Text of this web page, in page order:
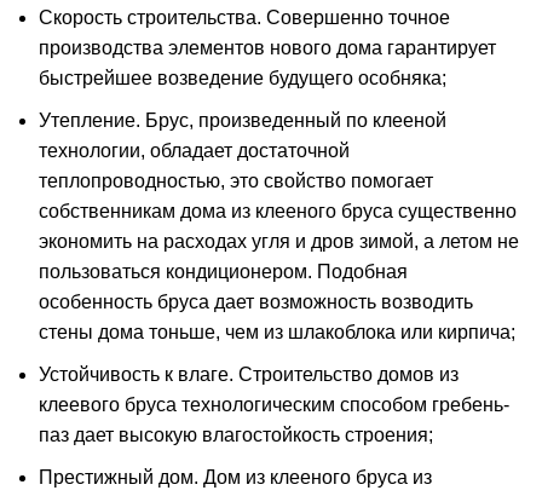
Скорость строительства. Совершенно точное
производства элементов нового дома гарантирует
быстрейшее возведение будущего особняка;
Утепление. Брус, произведенный по клееной
технологии, обладает достаточной
теплопроводностью, это свойство помогает
собственникам дома из клееного бруса существенно
экономить на расходах угля и дров зимой, а летом не
пользоваться кондиционером. Подобная
особенность бруса дает возможность возводить
стены дома тоньше, чем из шлакоблока или кирпича;
Устойчивость к влаге. Строительство домов из
клеевого бруса технологическим способом гребень-
паз дает высокую влагостойкость строения;
Престижный дом. Дом из клееного бруса из